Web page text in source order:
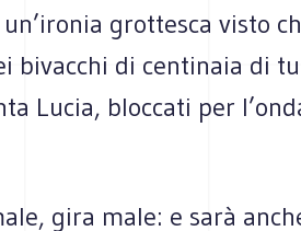
grottesca visto
bivacchi di centinaia di
Lucia, bloccati per
gira male: e sarà